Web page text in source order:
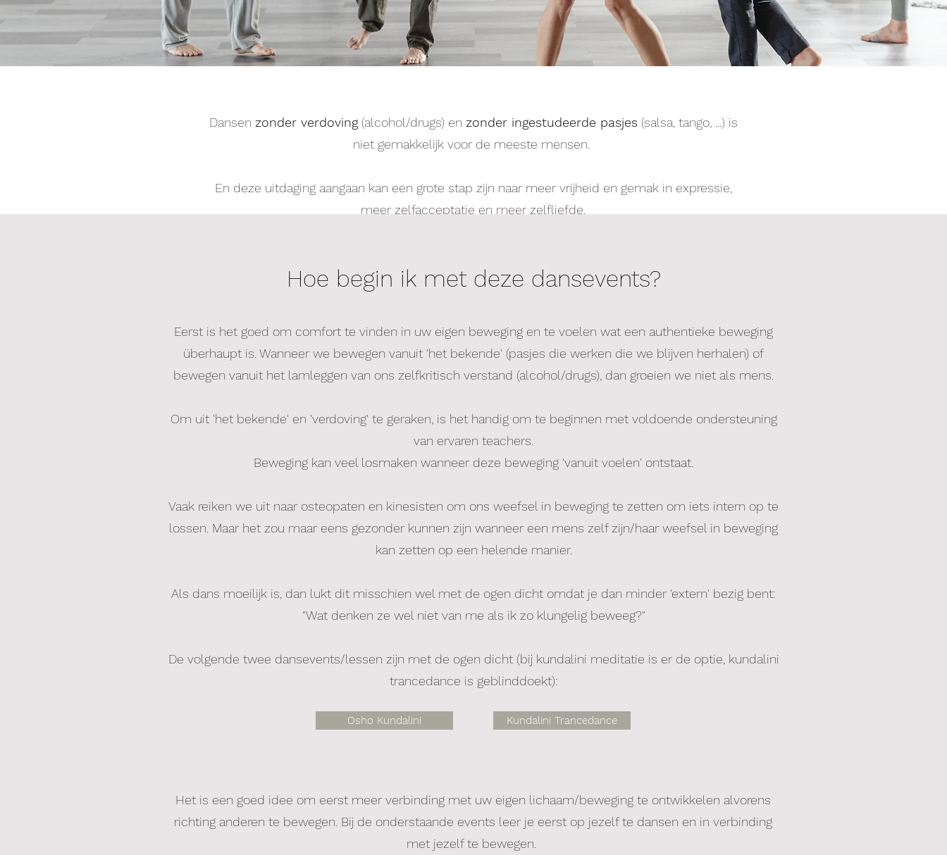
Dansen zonder verdoving(alcohol/drugs) en zonder ingestudeerde pasjes(salsa, tango, ...) is
niet gemakkelijk voor de meeste mensen.
En deze uitdaging aangaan kan een grote stap zijn naar meer vrijheid en gemak in expressie,
meer zelfacceptatie en meer zelfliefde.
Hoe begin ik met deze dansevents?
Eerst is het goed om comfort te vinden in uw eigen beweging en te voelen wat een authentieke beweging
überhaupt is. Wanneer we bewegen vanuit 'het bekende' (pasjes die werken die we blijven herhalen) of
bewegen vanuit het lamleggen van ons zelfkritisch verstand (alcohol/drugs), dan groeien we niet als mens.
Om uit 'het bekende' en 'verdoving' te geraken, is het handig om te beginnen met voldoende ondersteuning
van ervaren teachers.
Beweging kan veel losmaken wanneer deze beweging 'vanuit voelen' ontstaat.
Vaak reiken we uit naar osteopaten en kinesisten om ons weefsel in beweging te zetten om iets intern op te
lossen. Maar het zou maar eens gezonder kunnen zijn wanneer een mens zelf zijn/haar weefsel in beweging
kan zetten op een helende manier.
Als dans moeilijk is, dan lukt dit misschien wel met de ogen dicht omdat je dan minder 'extern' bezig bent:
"Wat denken ze wel niet van me als ik zo klungelig beweeg?"
De volgende twee dansevents/lessen zijn met de ogen dicht (bij kundalini meditatie is er de optie, kundalini
trancedance is geblinddoekt):
Osho Kundalini Kundalini Trancedance
Het is een goed idee om eerst meer verbinding met uw eigen lichaam/beweging te ontwikkelen alvorens
richting anderen te bewegen. Bij de onderstaande events leer je eerst op jezelf te dansen en in verbinding
met jezelf te bewegen.